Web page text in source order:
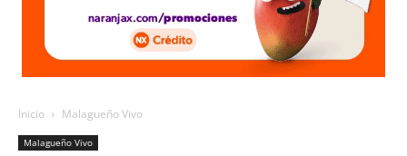
Inicio Malagueño Vivo
Malagueño Vivo